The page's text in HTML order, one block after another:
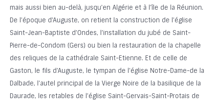
mais aussi bien au-delà, jusqu’en Algérie et à l’île de la Réunion.
De l’époque d’Auguste, on retient la construction de l’église
Saint-Jean-Baptiste d’Ondes, l’installation du jubé de Saint-
Pierre-de-Condom (Gers) ou bien la restauration de la chapelle
des reliques de la cathédrale Saint-Etienne. Et de celle de
Gaston, le fils d’Auguste, le tympan de l’église Notre-Dame-de la
Dalbade, l’autel principal de la Vierge Noire de la basilique de la
Daurade, les retables de l’église Saint-Gervais-Saint-Protais de